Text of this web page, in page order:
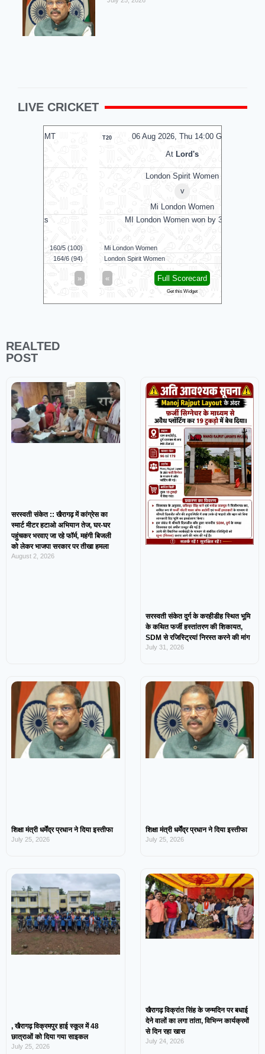
LIVE CRICKET
06 Aug 2026, Thu 14:00 GMT
T20
London Spirit Women
Mi London Women
MI London Women won by 3 runs
Mi London Women
122/9 (100)
London Spirit Women
119/8 (100)
»
Full Scorecard
Get this Widget
REALTED
POST
सरस्वती संकेत :: खैरागढ़ में कांग्रेस का
स्मार्ट मीटर हटाओ अभियान तेज, घर-घर
पहुंचकर भरवाए जा रहे फॉर्म, महंगी बिजली
को लेकर भाजपा सरकार पर तीखा हमला
August 2, 2026
सरस्वती संकेत दुर्ग के करहीडीह स्थित भूमि
के कथित फर्जी हस्तांतरण की शिकायत,
SDM से रजिस्ट्रियां निरस्त करने की मांग
July 31, 2026
शिक्षा मंत्री धर्मेंद्र प्रधान ने दिया इस्तीफा
July 25, 2026
शिक्षा मंत्री धर्मेंद्र प्रधान ने दिया इस्तीफा
July 25, 2026
, खैरागढ़ विक्रमपुर हाई स्कूल में 48
छात्राओं को दिया गया साइकल
July 25, 2026
खैरागढ़ विक्रांत सिंह के जन्मदिन पर बधाई
देने वालों का लगा तांता, विभिन्न कार्यक्रमों
से दिन रहा खास
July 24, 2026